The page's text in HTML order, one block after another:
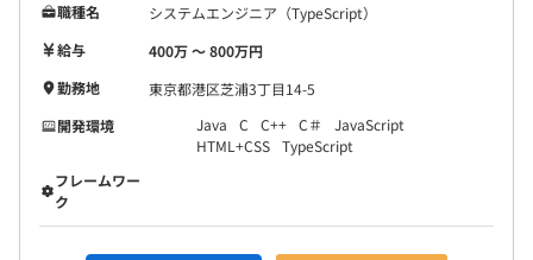
職種名
システムエンジニア（TypeScript）
給与
400万 〜 800万円
勤務地
東京都港区芝浦3丁目14-5
開発環境
Java C C++ C＃
JavaScript
HTML+CSS TypeScript
フレームワー
ク